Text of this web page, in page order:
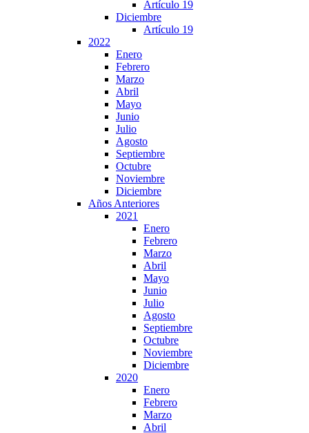
Artículo 19
Diciembre
Artículo 19
2022
Enero
Febrero
Marzo
Abril
Mayo
Junio
Julio
Agosto
Septiembre
Octubre
Noviembre
Diciembre
Años Anteriores
2021
Enero
Febrero
Marzo
Abril
Mayo
Junio
Julio
Agosto
Septiembre
Octubre
Noviembre
Diciembre
2020
Enero
Febrero
Marzo
Abril